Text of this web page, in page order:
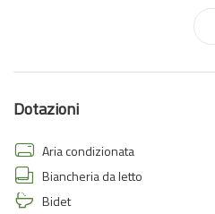
Dotazioni
Aria condizionata
Biancheria da letto
Bidet